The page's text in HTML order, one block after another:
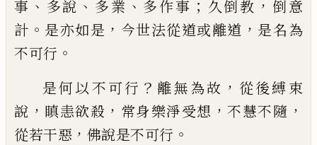
事 、 多說 、 多業 、 多作事 ； 久倒教 ， 倒意
計 。 是亦如是 ， 今世法從道或離道 ， 是名為
不可行 。
是何以不可行 ？ 離無為故 ， 從後縛束
說 ， 瞋恚欲殺 ， 常身樂淨受想 ，不慧不隨 ，
從若干惡 ， 佛說是不可行 。